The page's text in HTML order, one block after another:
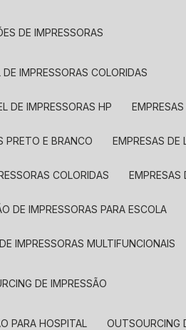
DE IMPRESSORAS
DE IMPRESSORAS COLORIDAS
DE IMPRESSORAS HP
PRETO E BRANCO EMPRESAS
COLORIDAS
DE IMPRESSORAS PARA ESCOLA
IMPRESSORAS MULTIFUNCIONAIS
DE IMPRESSÃO
PARA HOSPITAL